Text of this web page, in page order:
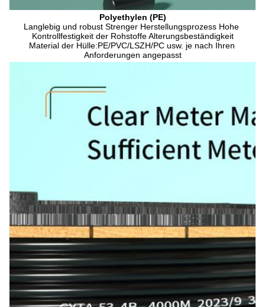
Polyethylen (PE)
Langlebig und robust Strenger Herstellungsprozess Hohe
Kontrollfestigkeit der Rohstoffe Alterungsbeständigkeit
Material der Hülle:PE/PVC/LSZH/PC usw. je nach Ihren
Anforderungen angepasst